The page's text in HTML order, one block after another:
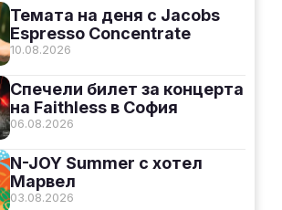
10.08.2026
Темата на деня с Jacobs
Espresso Concentrate
06.08.2026
Спечели билет за концерта
на Faithless в София
03.08.2026
N-JOY Summer с хотел
Марвел